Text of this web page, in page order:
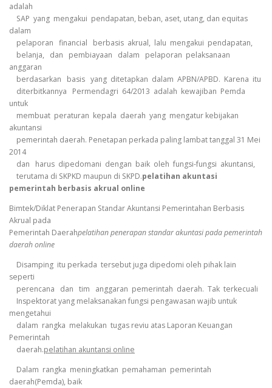
adalah
SAP yang mengakui pendapatan, beban, aset, utang, dan equitas
dalam
pelaporan financial berbasis akrual, lalu mengakui pendapatan,
belanja, dan pembiayaan dalam pelaporan pelaksanaan
anggaran
berdasarkan basis yang ditetapkan dalam APBN/APBD. Karena itu
diterbitkannya Permendagri 64/2013 adalah kewajiban Pemda
untuk
membuat peraturan kepala daerah yang mengatur kebijakan
akuntansi
pemerintah daerah. Penetapan perkada paling lambat tanggal 31 Mei
2014
dan harus dipedomani dengan baik oleh fungsi-fungsi akuntansi,
terutama di SKPKD maupun di SKPD.pelatihan akuntasi
pemerintah berbasis akrual online
Bimtek/Diklat Penerapan Standar Akuntansi Pemerintahan Berbasis
Akrual pada
Pemerintah Daerahpelatihan penerapan standar akuntasi pada pemerintah
daerah online
Disamping itu perkada tersebut juga dipedomi oleh pihak lain
seperti
perencana dan tim anggaran pemerintah daerah. Tak terkecuali
Inspektorat yang melaksanakan fungsi pengawasan wajib untuk
mengetahui
dalam rangka melakukan tugas reviu atas Laporan Keuangan
Pemerintah
daerah.pelatihan akuntansi online
Dalam rangka meningkatkan pemahaman pemerintah
daerah(Pemda), baik